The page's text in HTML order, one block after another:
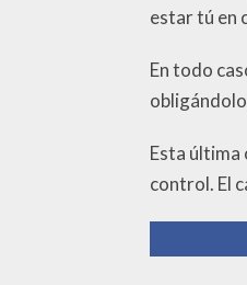
estar tú en
En todo
Esta última
control. El